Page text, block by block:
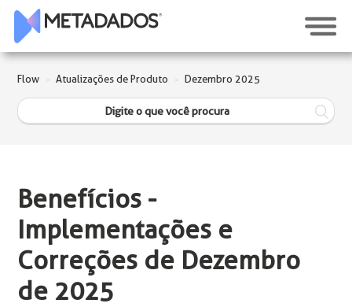
Flow Atualizações de Produto Dezembro 2025
Benefícios -
Implementações e
Correções de Dezembro
de 2025